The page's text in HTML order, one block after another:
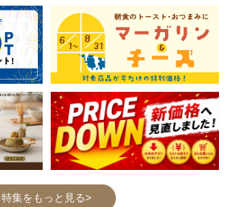
特集をもっと見る>